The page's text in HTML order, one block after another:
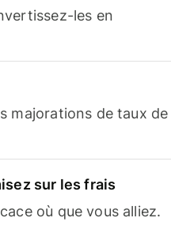
les en
majorations de taux de
sur les frais
où que vous alliez.